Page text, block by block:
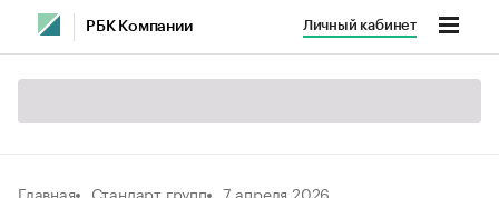
РБК Компании Личный кабинет
Главная Стандарт групп 7 апреля 2026